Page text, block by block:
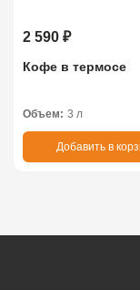
2 590 ₽
Кофе в термосе
Объем: 3 л
Добавить в